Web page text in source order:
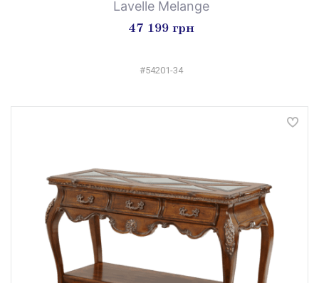
Lavelle Melange
47 199 грн
#54201-34